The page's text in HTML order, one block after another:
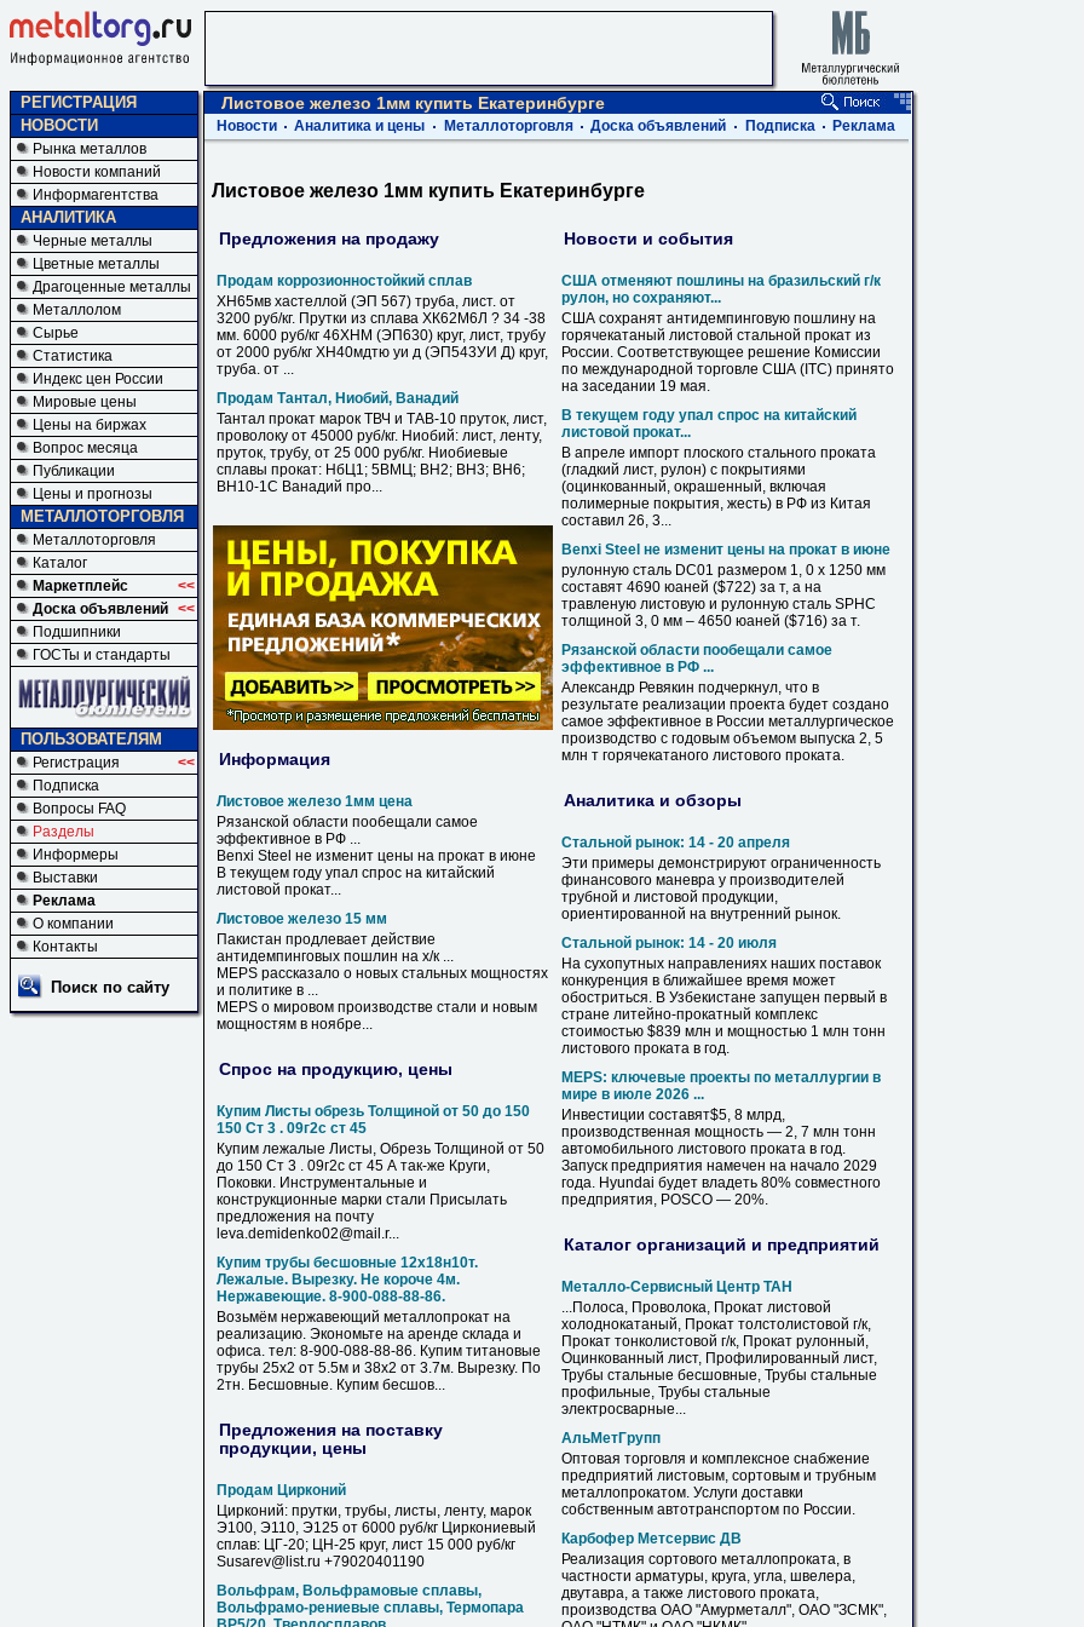
РЕГИСТРАЦИЯ
НОВОСТИ
Рынка металлов
Новости компаний
Информагентства
АНАЛИТИКА
Черные металлы
Цветные металлы
Драгоценные металлы
Металлолом
Сырье
Статистика
Индекс цен России
Мировые цены
Цены на биржах
Вопрос месяца
Публикации
Цены и прогнозы
МЕТАЛЛОТОРГОВЛЯ
Металлоторговля
Каталог
Маркетплейс
<<
Доска объявлений <<
Подшипники
ГОСТы и стандарты
ПОЛЬЗОВАТЕЛЯМ
Регистрация
<<
Подписка
Вопросы FAQ
Разделы
Информеры
Выставки
Реклама
О компании
Контакты
Поиск по сайту
Листовое железо 1мм купить Екатеринбурге
Новости Аналитика и цены Металлоторговля Доска объявлений Подписка Реклама
Листовое железо 1мм купить Екатеринбурге
Предложения на продажу
Продам коррозионностойкий сплав
ХН65мв хастеллой (ЭП 567) труба, лист. от
3200 руб/кг. Прутки из сплава ХК62М6Л ? 34 -38
мм. 6000 руб/кг 46ХНМ (ЭП630) круг, лист, трубу
от 2000 руб/кг ХН40мдтю уи д (ЭП543УИ Д) круг,
труба. от ...
Продам Тантал, Ниобий, Ванадий
Тантал прокат марок ТВЧ и ТАВ-10 пруток, лист,
проволоку от 45000 руб/кг. Ниобий: лист, ленту,
пруток, трубу, от 25 000 руб/кг. Ниобиевые
сплавы прокат: НбЦ1; 5ВМЦ; ВН2; ВН3; ВН6;
ВН10-1С Ванадий про...
Информация
Листовое железо 1мм цена
Рязанской области пообещали самое
эффективное в РФ ...
Benxi Steel не изменит цены на прокат в июне
В текущем году упал спрос на китайский
листовой прокат...
Листовое железо 15 мм
Пакистан продлевает действие
антидемпинговых пошлин на х/к ...
MEPS рассказало о новых стальных мощностях
и политике в ...
MEPS о мировом производстве стали и новым
мощностям в ноябре...
Спрос на продукцию, цены
Купим Листы обрезь Толщиной от 50 до 150
150 Ст 3 . 09г2с ст 45
Купим лежалые Листы, Обрезь Толщиной от 50
до 150 Ст 3 . 09г2с ст 45 А так-же Круги,
Поковки. Инструментальные и
конструкционные марки стали Присылать
предложения на почту
leva.demidenko02@mail.r...
Купим трубы бесшовные 12х18н10т.
Лежалые. Вырезку. Не короче 4м.
Нержавеющие. 8-900-088-88-86.
Возьмём нержавеющий металлопрокат на
реализацию. Экономьте на аренде склада и
офиса. тел: 8-900-088-88-86. Купим титановые
трубы 25х2 от 5.5м и 38х2 от 3.7м. Вырезку. По
2тн. Бесшовные. Купим бесшов...
Предложения на поставку
продукции, цены
Продам Цирконий
Цирконий: прутки, трубы, листы, ленту, марок
Э100, Э110, Э125 от 6000 руб/кг Циркониевый
сплав: ЦГ-20; ЦН-25 круг, лист 15 000 руб/кг
Susarev@list.ru +79020401190
Вольфрам, Вольфрамовые сплавы,
Вольфрамо-рениевые сплавы, Термопара
Новости и события
США отменяют пошлины на бразильский г/к
рулон, но сохраняют...
США сохранят антидемпинговую пошлину на
горячекатаный листовой стальной прокат из
России. Соответствующее решение Комиссии
по международной торговле США (ITC) принято
на заседании 19 мая.
В текущем году упал спрос на китайский
листовой прокат...
В апреле импорт плоского стального проката
(гладкий лист, рулон) с покрытиями
(оцинкованный, окрашенный, включая
полимерные покрытия, жесть) в РФ из Китая
составил 26, 3...
Benxi Steel не изменит цены на прокат в июне
рулонную сталь DC01 размером 1, 0 x 1250 мм
составят 4690 юаней ($722) за т, а на
травленую листовую и рулонную сталь SPHC
толщиной 3, 0 мм – 4650 юаней ($716) за т.
Рязанской области пообещали самое
эффективное в РФ ...
Александр Ревякин подчеркнул, что в
результате реализации проекта будет создано
самое эффективное в России металлургическое
производство с годовым объемом выпуска 2, 5
млн т горячекатаного листового проката.
Аналитика и обзоры
Стальной рынок: 14 - 20 апреля
Эти примеры демонстрируют ограниченность
финансового маневра у производителей
трубной и листовой продукции,
ориентированной на внутренний рынок.
Стальной рынок: 14 - 20 июля
На сухопутных направлениях наших поставок
конкуренция в ближайшее время может
обостриться. В Узбекистане запущен первый в
стране литейно-прокатный комплекс
стоимостью $839 млн и мощностью 1 млн тонн
листового проката в год.
MEPS: ключевые проекты по металлургии в
мире в июле 2026 ...
Инвестиции составят$5, 8 млрд,
производственная мощность — 2, 7 млн тонн
автомобильного листового проката в год.
Запуск предприятия намечен на начало 2029
года. Hyundai будет владеть 80% совместного
предприятия, POSCO — 20%.
Каталог организаций и предприятий
Металло-Сервисный Центр ТАН
...Полоса, Проволока, Прокат листовой
холоднокатаный, Прокат толстолистовой г/к,
Прокат тонколистовой г/к, Прокат рулонный,
Оцинкованный лист, Профилированный лист,
Трубы стальные бесшовные, Трубы стальные
профильные, Трубы стальные
электросварные...
АльМетГрупп
Оптовая торговля и комплексное снабжение
предприятий листовым, сортовым и трубным
металлопрокатом. Услуги доставки
собственным автотранспортом по России.
Карбофер Метсервис ДВ
Реализация сортового металлопроката, в
частности арматуры, круга, угла, швелера,
двутавра, а также листового проката,
производства ОАО "Амурметалл", ОАО "ЗСМК",